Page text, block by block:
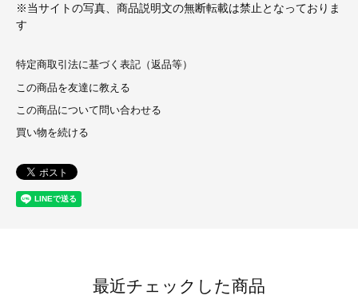
※当サイトの写真、商品説明文の無断転載は禁止となっておりま
す
特定商取引法に基づく表記（返品等）
この商品を友達に教える
この商品について問い合わせる
買い物を続ける
最近チェックした商品